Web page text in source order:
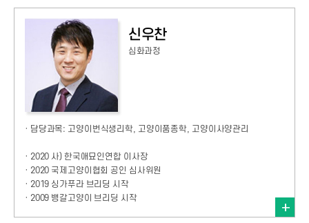
신우찬
심화과정
· 담당과목: 고양이번식생리학, 고양이품종학, 고양이사양관리
· 2020 사) 한국애묘인연합 이사장
· 2020 국제고양이협회 공인 심사위원
· 2019 싱가푸라 브리딩 시작
· 2009 뱅갈고양이 브리딩 시작